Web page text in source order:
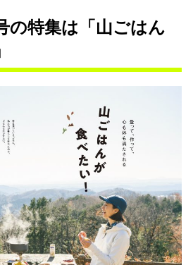
の特集は「山ごはん